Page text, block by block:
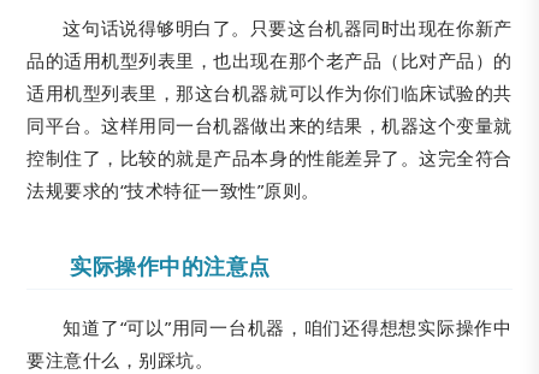
这句话说得够明白了。只要这台机器同时出现在你新产
品的适用机型列表里，也出现在那个老产品（比对产品）的
适用机型列表里，那这台机器就可以作为你们临床试验的共
同平台。这样用同一台机器做出来的结果，机器这个变量就
控制住了，比较的就是产品本身的性能差异了。这完全符合
法规要求的“技术特征一致性”原则。
实际操作中的注意点
知道了“可以”用同一台机器，咱们还得想想实际操作中
要注意什么，别踩坑。